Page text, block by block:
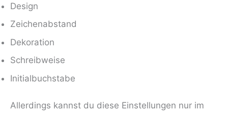
Design
Zeichenabstand
Dekoration
Schreibweise
Initialbuchstabe
Allerdings kannst du diese Einstellungen nur im